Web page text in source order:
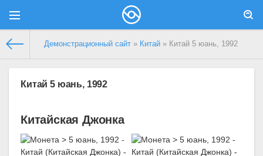
Демонстрационный сайт » Китай » Китай 5 юань, 1992
Китай 5 юань, 1992
Китайская Джонка